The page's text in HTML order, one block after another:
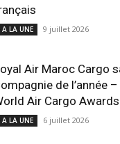
A LA UNE 9 juillet 2026
Air Maroc Cargo
de l’année
Air Cargo Awards
A LA UNE 6 juillet 2026